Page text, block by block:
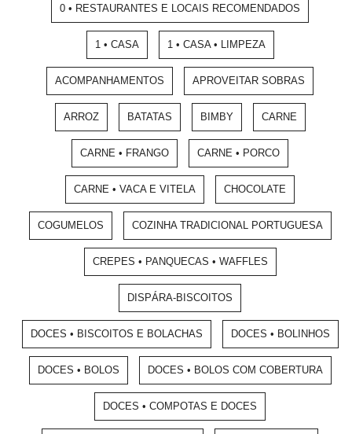
0 • RESTAURANTES E LOCAIS RECOMENDADOS
1 • CASA 1 • CASA • LIMPEZA
ACOMPANHAMENTOS APROVEITAR SOBRAS
ARROZ BATATAS BIMBY CARNE
CARNE • FRANGO CARNE • PORCO
CARNE • VACA E VITELA CHOCOLATE
COGUMELOS COZINHA TRADICIONAL PORTUGUESA
CREPES • PANQUECAS • WAFFLES
DISPÁRA-BISCOITOS
DOCES • BISCOITOS E BOLACHAS DOCES • BOLINHOS
DOCES • BOLOS DOCES • BOLOS COM COBERTURA
DOCES • COMPOTAS E DOCES